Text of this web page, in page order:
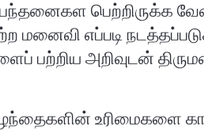
பெற்றிருக்க
எப்படி
பற்றிய அறிவுடன்
உரிமைகளை